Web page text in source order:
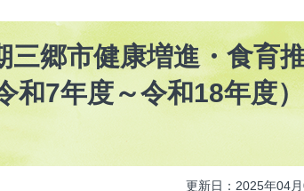
郷市健康増進・食育
和7年度～令和18年度）
更新日：2025年04